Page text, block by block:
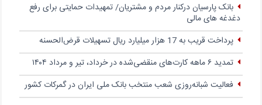
بانک پارسیان درکنار مردم و مشتریان/ تمهیدات حمایتی برای رفع
دغدغه های مالی
پرداخت قریب به 17 هزار میلیارد ریال تسهیلات قرض‌الحسنه
تمدید ۶ ماهه کارت‌های منقضی‌شده در خرداد، تیر و مرداد ۱۴۰۴
فعالیت شبانه‌روزی شعب منتخب بانک ملی ایران در گمرکات کشور